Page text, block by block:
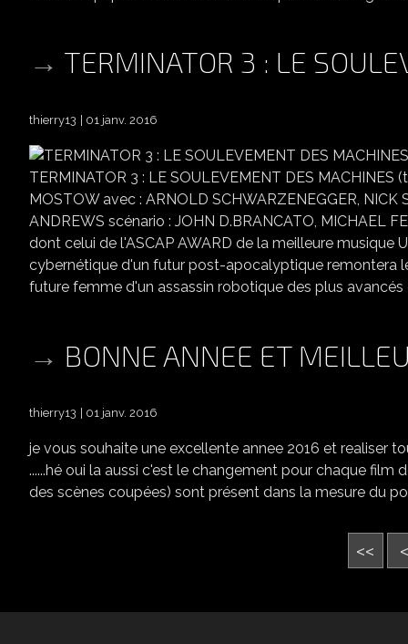
TERMINATOR 3 : LE
thierry13 01 janv. 2016
TERMINATOR 3 : LE SOULEVEMENT DES
MOSTOW avec : ARNOLD SCHWARZENEGGER,
ANDREWS scénario : JOHN D.BRANCATO, MICHAEL
dont celui de l'ASCAP AWARD de la meilleure
cybernétique d'un futur post-apocalyptique remontera
future femme d'un assassin robotique des plus
BONNE ANNEE ET
thierry13 01 janv. 2016
je vous souhaite une excellente annee 2016 et realiser
......hé oui la aussi c'est le changement pour chaque
des scènes coupées) sont présent dans la mesure du
<< <